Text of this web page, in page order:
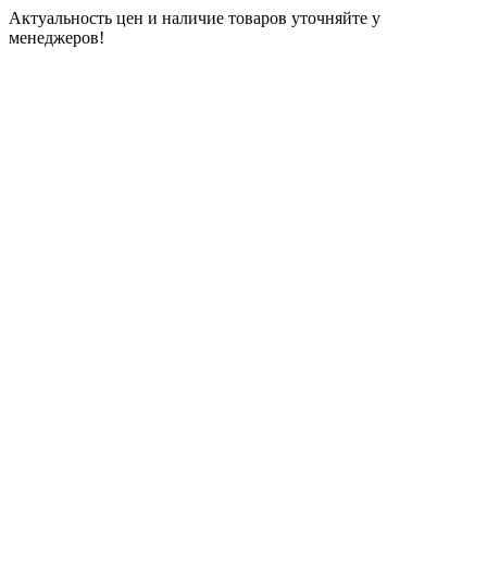
Актуальность цен и наличие товаров уточняйте у
менеджеров!